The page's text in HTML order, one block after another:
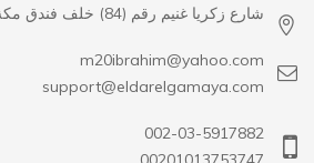
شارع زكريا غنيم رقم (84) خلف فندق مكة – الابراهيمية
m20ibrahim@yahoo.com
support@eldarelgamaya.com
002-03-5917882